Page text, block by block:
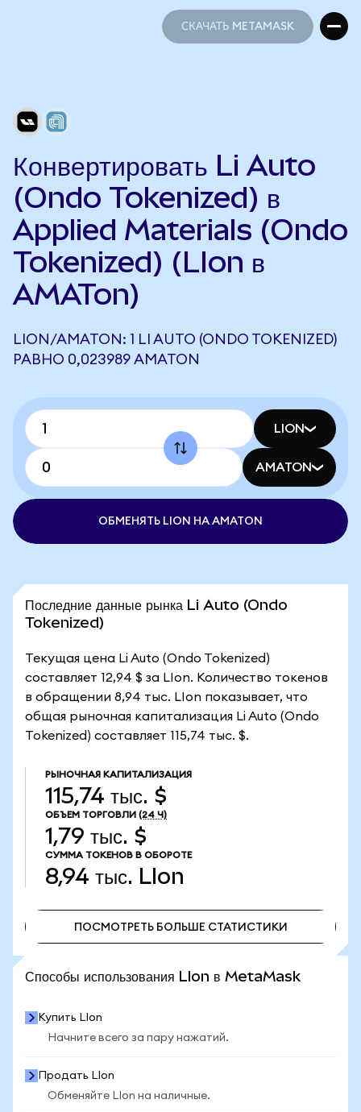
СКАЧАТЬ METAMASK
Конвертировать Li Auto
(Ondo Tokenized) в
Applied Materials (Ondo
Tokenized) (LIon в
AMATon)
LION/AMATON: 1 LI AUTO (ONDO TOKENIZED)
РАВНО 0,023989 AMATON
LION
AMATON
ОБМЕНЯТЬ LION НА AMATON
Последние данные рынка Li Auto (Ondo
Tokenized)
Текущая цена Li Auto (Ondo Tokenized)
составляет 12,94 $ за LIon. Количество токенов
в обращении 8,94 тыс. LIon показывает, что
общая рыночная капитализация Li Auto (Ondo
Tokenized) составляет 115,74 тыс. $.
РЫНОЧНАЯ КАПИТАЛИЗАЦИЯ
115,74 тыс. $
ОБЪЕМ ТОРГОВЛИ (24 Ч)
1,79 тыс. $
СУММА ТОКЕНОВ В ОБОРОТЕ
8,94 тыс. LIon
ПОСМОТРЕТЬ БОЛЬШЕ СТАТИСТИКИ
Способы использования LIon в MetaMask
Купить LIon
Начните всего за пару нажатий.
Продать LIon
Обменяйте LIon на наличные.